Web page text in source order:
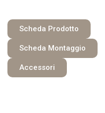
Scheda Prodotto
Scheda Montaggio
Accessori